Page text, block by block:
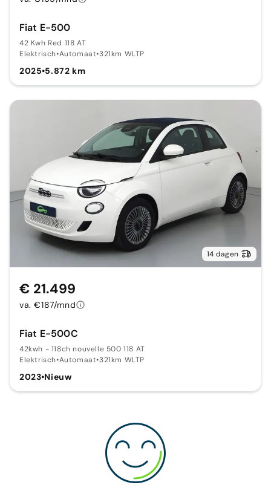
Fiat E-500
42 Kwh Red 118 AT
Elektrisch•Automaat•321km WLTP
2025•5.872 km
14 dagen
Fiat E-500C
42kwh - 118ch nouvelle 500 118 AT
Elektrisch•Automaat•321km WLTP
2023•Nieuw
€ 21.499
va. €187/mnd